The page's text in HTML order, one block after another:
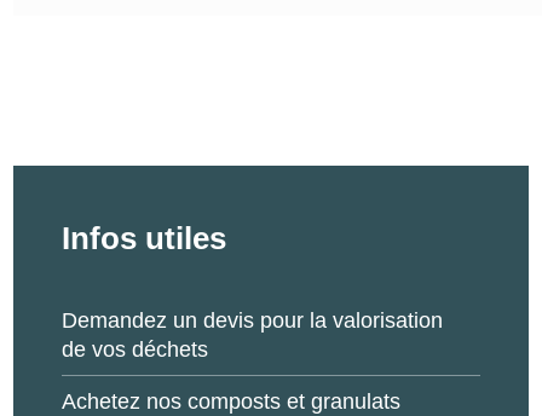
Infos utiles
Demandez un devis pour la valorisation
de vos déchets
Achetez nos composts et granulats